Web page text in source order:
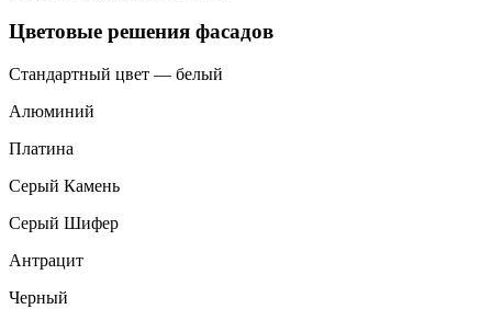
Цветовые решения фасадов
Стандартный цвет — белый
Алюминий
Платина
Серый Камень
Серый Шифер
Антрацит
Черный